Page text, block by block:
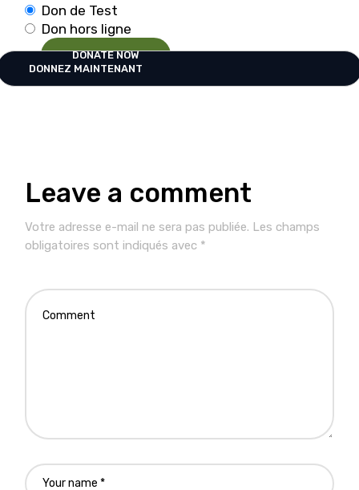
DONATE NOW
Don de Test
Don hors ligne
Leave a comment
Votre adresse e-mail ne sera pas publiée. Les champs
obligatoires sont indiqués avec *